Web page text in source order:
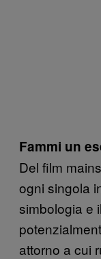
Fammi un
Del film
ogni singola
simbologia e
attorno a cui